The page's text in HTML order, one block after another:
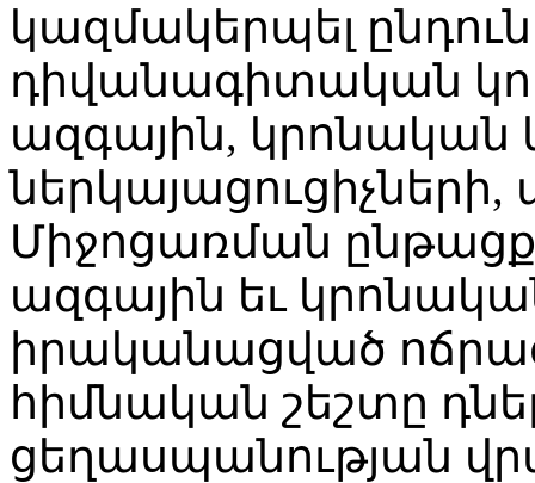
կազմակերպել
դիվանագիտական
ազգային, կրոնական
Միջոցառման
ազգային եւ
իրականացված
հիմնական շեշտը
ցեղասպանության